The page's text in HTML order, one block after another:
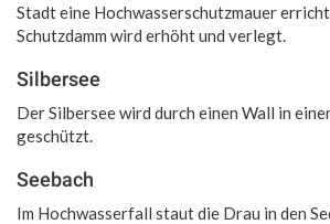
Stadt eine Hochwasserschutzmauer
Schutzdamm wird erhöht und verlegt.
Silbersee
Der Silbersee wird durch einen Wall in
geschützt.
Seebach
Im Hochwasserfall staut die Drau in den